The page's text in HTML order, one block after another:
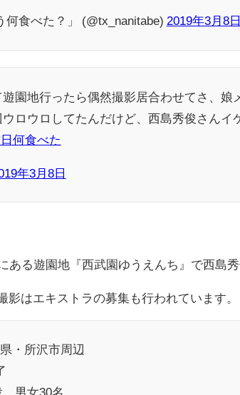
食べた？」 (@tx_nanitabe) 2019年3月8日
遊園地行ったら偶然撮影居合わせてさ、娘
ロウロしてたんだけど、西島秀俊さんイ
何食べた
年3月8日
ある遊園地『西武園ゆうえんち』で西島
影はエキストラの募集も行われています。
・所沢市周辺
男女30名